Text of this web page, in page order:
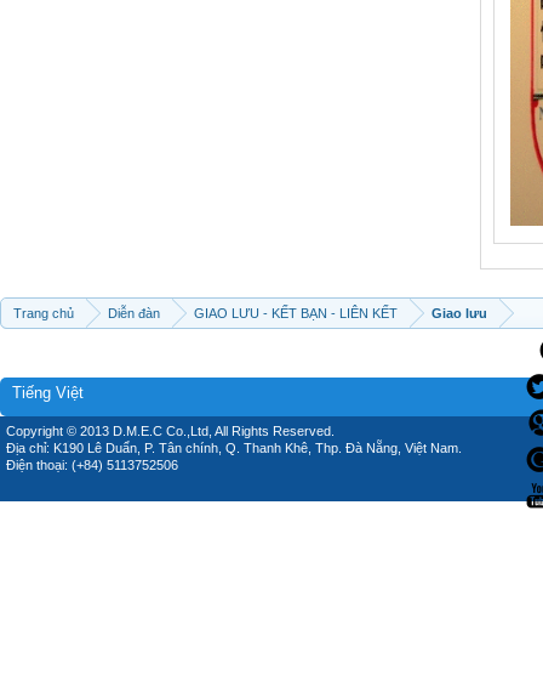
Trang chủ Diễn đàn GIAO LƯU - KẾT BẠN - LIÊN KẾT Giao lưu
Tiếng Việt
Copyright © 2013 D.M.E.C Co.,Ltd, All Rights Reserved.
Địa chỉ: K190 Lê Duẩn, P. Tân chính, Q. Thanh Khê, Thp. Đà Nẵng, Việt Nam.
Điện thoại: (+84) 5113752506